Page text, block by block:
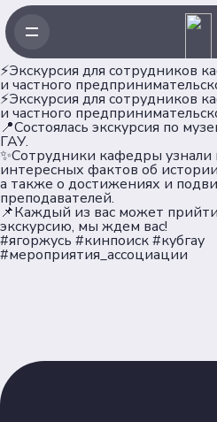
⚡️Экскурсия для сотрудников
и частного
⚡️Экскурсия для сотрудников
и частного
📍Состоялась экскурсия по
ГАУ.
✨Сотрудники кафедры
интересных фактов об
а также о достижениях и
преподавателей.
📌Каждый из вас может
экскурсию, мы ждем вас!
#ягоржусь #кинпоиск #кубгау
#мероприятия_ассоциации
Главная
Новости
Проекты
Клубы
Об Ассоциации